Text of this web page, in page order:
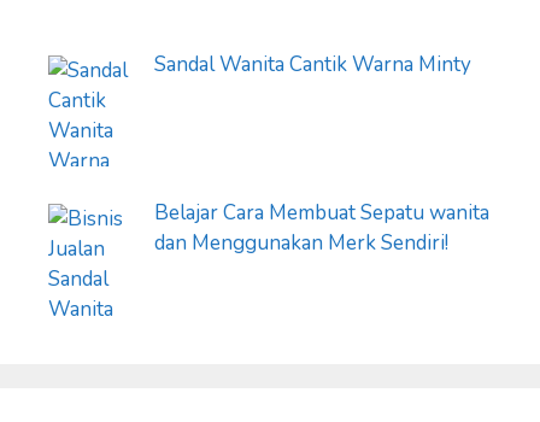
Sandal Wanita Cantik Warna Minty
Belajar Cara Membuat Sepatu wanita
dan Menggunakan Merk Sendiri!